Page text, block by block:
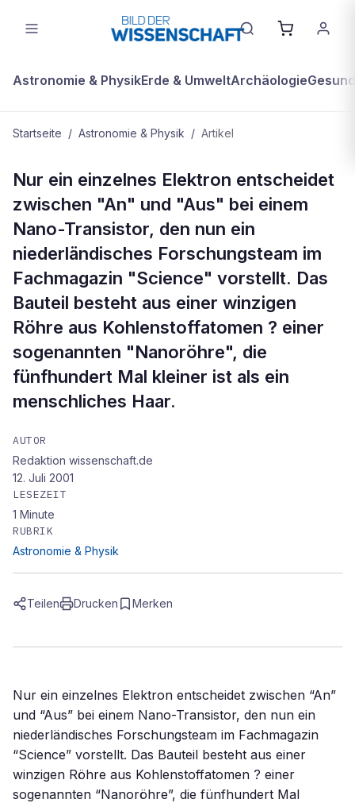
Astronomie & PhysikErde & UmweltArchäologie
Startseite / Astronomie & Physik / Artikel
Transistor schaltet mit nur einem
einzigen Elektron
Nur ein einzelnes Elektron entscheidet
zwischen "An" und "Aus" bei einem
Nano-Transistor, den nun ein
niederländisches Forschungsteam im
Fachmagazin "Science" vorstellt. Das
Bauteil besteht aus einer winzigen
Röhre aus Kohlenstoffatomen ? einer
sogenannten "Nanoröhre", die
fünfhundert Mal kleiner ist als ein
menschliches Haar.
AUTOR
Redaktion wissenschaft.de
12. Juli 2001
LESEZEIT
1 Minute
RUBRIK
Astronomie & Physik
Teilen Drucken Merken
Nur ein einzelnes Elektron entscheidet zwischen “An”
und “Aus” bei einem Nano-Transistor, den nun ein
niederländisches Forschungsteam im Fachmagazin
“Science” vorstellt. Das Bauteil besteht aus einer
winzigen Röhre aus Kohlenstoffatomen ? einer
sogenannten “Nanoröhre”, die fünfhundert Mal